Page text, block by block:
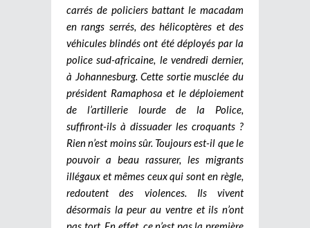
carrés de policiers battant le macadam
en rangs serrés, des hélicoptères et des
véhicules blindés ont été déployés par la
police sud-africaine, le vendredi dernier,
à Johannesburg. Cette sortie musclée du
président Ramaphosa et le déploiement
de l’artillerie lourde de la Police,
suffiront-ils à dissuader les croquants ?
Rien n’est moins sûr. Toujours est-il que le
pouvoir a beau rassurer, les migrants
illégaux et mêmes ceux qui sont en règle,
redoutent des violences. Ils vivent
désormais la peur au ventre et ils n’ont